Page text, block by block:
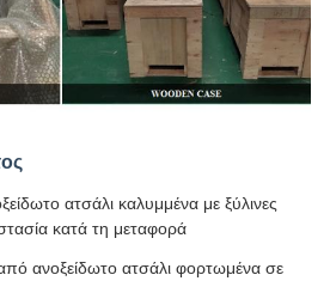
ατσάλι καλυμμένα με ξύλινες
κατά τη μεταφορά
ανοξείδωτο ατσάλι φορτωμένα σε